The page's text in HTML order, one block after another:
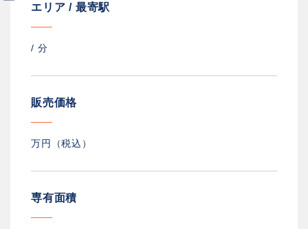
エリア / 最寄駅
/ 分
販売価格
万円（税込）
専有面積